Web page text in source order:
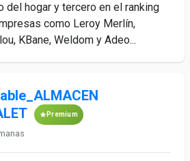
del hogar y tercero en el ranking
como Leroy Merlín,
KBane, Weldom y Adeo...
Premium